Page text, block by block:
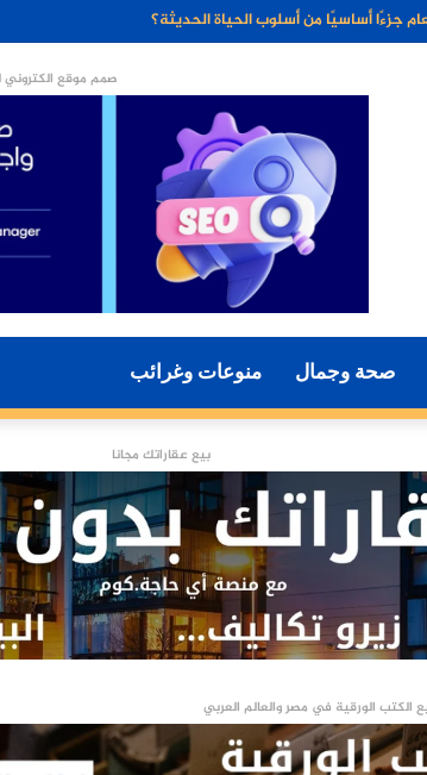
الاصطناعي مستقبل التسويق الرقمي؟
صمم موقع
صحة وجمال منوعات وغرائب
بيع عقاراتك مجانا
الكتب الورقية في مصر والعالم العربي